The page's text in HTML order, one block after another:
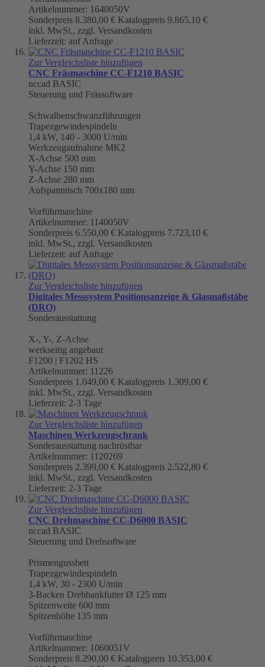
Artikelnummer: 1640050V
Sonderpreis 8.380,00 € Katalogpreis 9.865,10 €
inkl. MwSt., zzgl. Versandkosten
Lieferzeit: auf Anfrage
Zur Vergleichsliste hinzufügen
CNC Fräsmaschine CC-F1210 BASIC
nccad BASIC
Steuerung und Frässoftware
Schwalbenschwanzführungen
Trapezgewindespindeln
1,4 kW, 140 - 3000 U/min
Werkzeugaufnahme MK2
X-Achse 500 mm
Y-Achse 150 mm
Z-Achse 280 mm
Aufspanntisch 700x180 mm
Vorführmaschine
Artikelnummer: 1140050V
Sonderpreis 6.550,00 € Katalogpreis 7.723,10 €
inkl. MwSt., zzgl. Versandkosten
Lieferzeit: auf Anfrage
Zur Vergleichsliste hinzufügen
Digitales Messsystem Positionsanzeige & Glasmaßstäbe
(DRO)
Sonderausstattung
X-, Y-, Z-Achse
werkseitig angebaut
F1200 | F1202 HS
Artikelnummer: 11226
Sonderpreis 1.049,00 € Katalogpreis 1.309,00 €
inkl. MwSt., zzgl. Versandkosten
Lieferzeit: 2-3 Tage
Zur Vergleichsliste hinzufügen
Maschinen Werkzeugschrank
Sonderausstattung nachrüstbar
Artikelnummer: 1120269
Sonderpreis 2.399,00 € Katalogpreis 2.522,80 €
inkl. MwSt., zzgl. Versandkosten
Lieferzeit: 2-3 Tage
Zur Vergleichsliste hinzufügen
CNC Drehmaschine CC-D6000 BASIC
nccad BASIC
Steuerung und Drehsoftware
Prismengussbett
Trapezgewindespindeln
1,4 kW, 30 - 2300 U/min
3-Backen Drehbankfutter Ø 125 mm
Spitzenweite 600 mm
Spitzenhöhe 135 mm
Vorführmaschine
Artikelnummer: 1060051V
Sonderpreis 8.290,00 € Katalogpreis 10.353,00 €